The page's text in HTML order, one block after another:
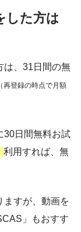
した方は
は、31日間の無
（再登録の時点で月額
30日間無料お試
利用すれば、無
ますが、動画を
」もおすす